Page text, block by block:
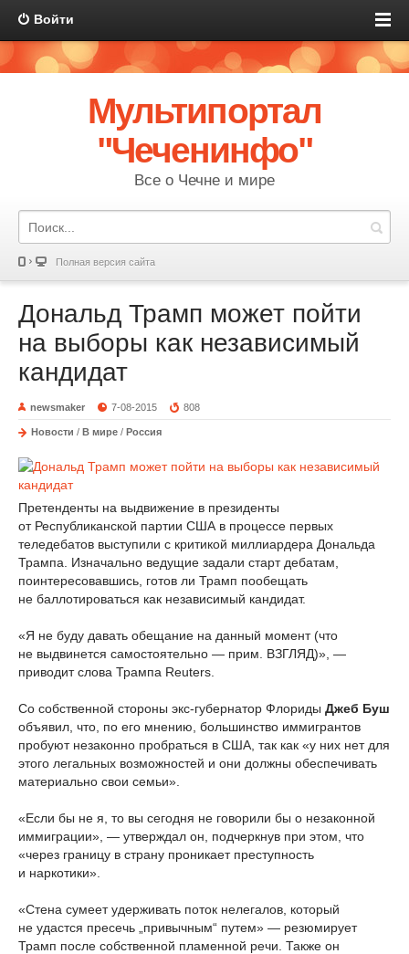
Войти
Мультипортал
"Чеченинфо"
Все о Чечне и мире
Полная версия сайта
Дональд Трамп может пойти
на выборы как независимый
кандидат
newsmaker 7-08-2015 808
Новости / В мире / Россия
Претенденты на выдвижение в президенты
от Республиканской партии США в процессе первых
теледебатов выступили с критикой миллиардера Дональда
Трампа. Изначально ведущие задали старт дебатам,
поинтересовавшись, готов ли Трамп пообещать
не баллотироваться как независимый кандидат.
«Я не буду давать обещание на данный момент (что
не выдвинется самостоятельно — прим. ВЗГЛЯД)», —
приводит слова Трампа Reuters.
Со собственной стороны экс-губернатор Флориды Джеб Буш
объявил, что, по его мнению, большинство иммигрантов
пробуют незаконно пробраться в США, так как «у них нет для
этого легальных возможностей и они должны обеспечивать
материально свои семьи».
«Если бы не я, то вы сегодня не говорили бы о незаконной
иммиграции», — утверждал он, подчеркнув при этом, что
«через границу в страну проникает преступность
и наркотики».
«Стена сумеет удерживать поток нелегалов, который
не удастся пресечь „привычным“ путем» — резюмирует
Трамп после собственной пламенной речи. Также он